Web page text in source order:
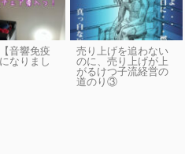
音響免疫
なりまし
売り上げを追わない
のに、売り上げが上
がるけつ子流経営の
道のり③